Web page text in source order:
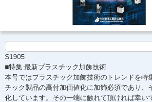
S1905
■特集:最新プラスチック加飾技術
本号ではプラスチック加飾技術のトレンドを特
チック製品の高付加価値化に加飾必須であり、
化しています。その一端に触れて頂ければ幸い